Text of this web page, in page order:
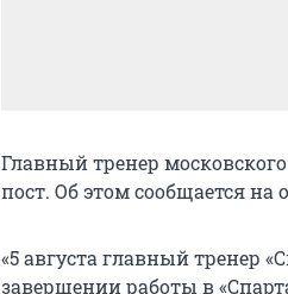
Главный тренер
пост. Об этом сообщается
«5 августа главный тренер
завершении работы в